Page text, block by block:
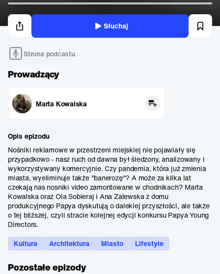
Słuchaj
Strona podcastu
Prowadzący
Marta Kowalska
Opis epizodu
Nośniki reklamowe w przestrzeni miejskiej nie pojawiały się
przypadkowo - nasz ruch od dawna był śledzony, analizowany i
wykorzystywany komercyjnie. Czy pandemia, która już zmienia
miasta, wyeliminuje także "banerozę"? A może za kilka lat
czekają nas nosniki video zamontowane w chodnikach? Marta
Kowalska oraz Ola Sobieraj i Ana Zalewska z domu
produkcyjnego Papya dyskutują o dalekiej przyszłości, ale także
o tej bliższej, czyli stracie kolejnej edycji konkursu Papya Young
Directors.
Kultura
Architektura Miasto Lifestyle
Pozostałe epizody